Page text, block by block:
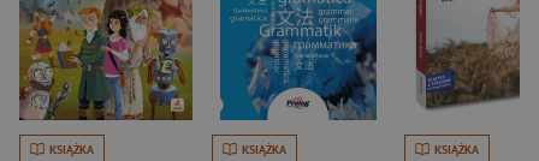
KSIĄŻKA KSIĄŻKA KSIĄŻKA